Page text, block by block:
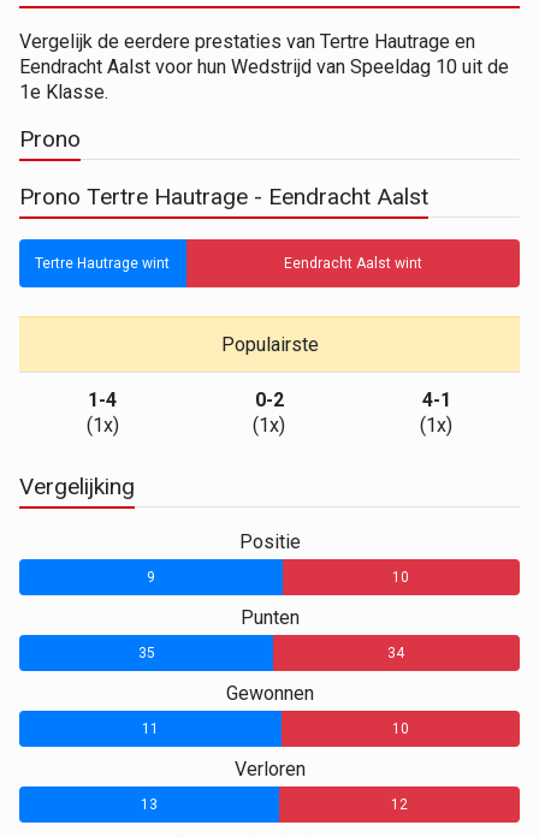
Vergelijk de eerdere prestaties van Tertre Hautrage en
Eendracht Aalst voor hun Wedstrijd van Speeldag 10 uit de
1e Klasse.
Prono
Prono Tertre Hautrage - Eendracht Aalst
Tertre Hautrage wint Eendracht Aalst wint
Populairste
1-4
(1x)
0-2
(1x)
4-1
(1x)
Vergelijking
Positie
9 10
Punten
35 34
Gewonnen
11 10
Verloren
13 12